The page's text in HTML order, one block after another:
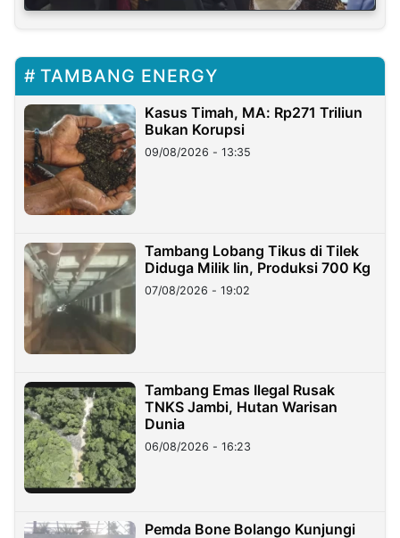
TAMBANG ENERGY
Kasus Timah, MA: Rp271 Triliun
Bukan Korupsi
09/08/2026 - 13:35
Tambang Lobang Tikus di Tilek
Diduga Milik Iin, Produksi 700 Kg
07/08/2026 - 19:02
Tambang Emas Ilegal Rusak
TNKS Jambi, Hutan Warisan
Dunia
06/08/2026 - 16:23
Pemda Bone Bolango Kunjungi